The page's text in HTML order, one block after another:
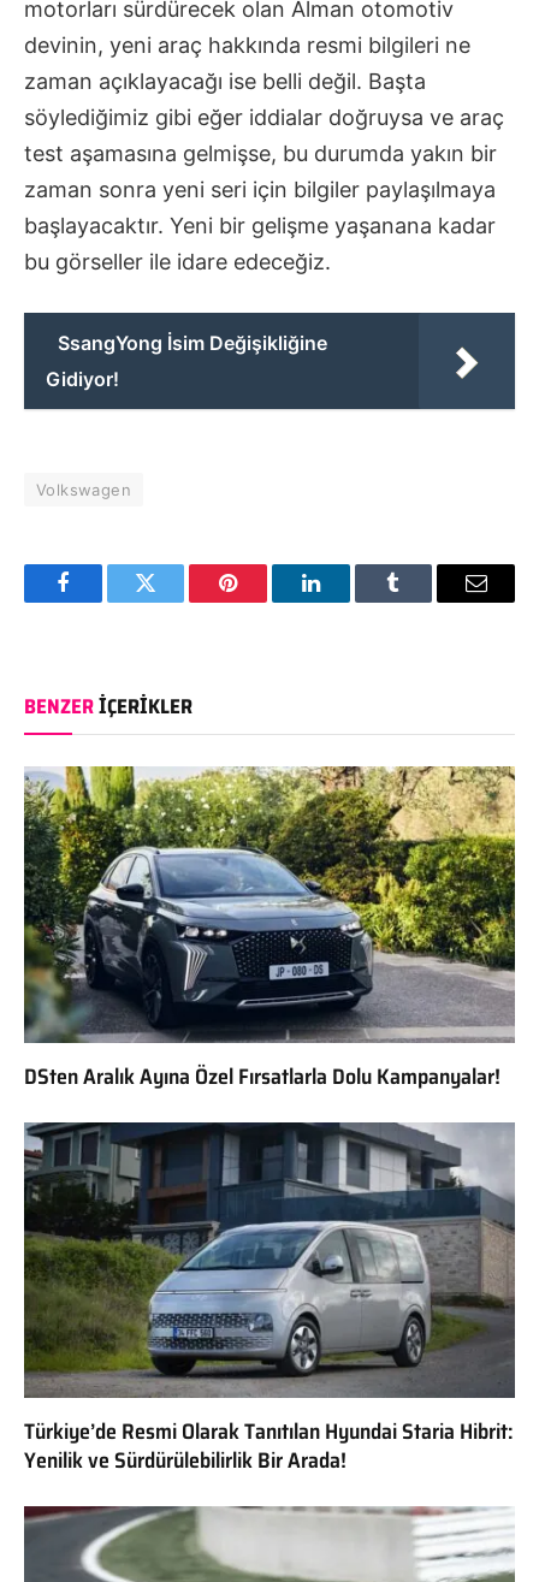
motorları sürdürecek olan Alman otomotiv
devinin, yeni araç hakkında resmi bilgileri ne
zaman açıklayacağı ise belli değil. Başta
söylediğimiz gibi eğer iddialar doğruysa ve araç
test aşamasına gelmişse, bu durumda yakın bir
zaman sonra yeni seri için bilgiler paylaşılmaya
başlayacaktır. Yeni bir gelişme yaşanana kadar
bu görseller ile idare edeceğiz.
SsangYong İsim Değişikliğine
Gidiyor!
Volkswagen
FacebookTwitter Pinterest LinkedInTumblr Email
BENZERİÇERIKLER
DSten Aralık Ayına Özel Fırsatlarla Dolu Kampanyalar!
Türkiye’de Resmi Olarak Tanıtılan Hyundai Staria Hibrit:
Yenilik ve Sürdürülebilirlik Bir Arada!